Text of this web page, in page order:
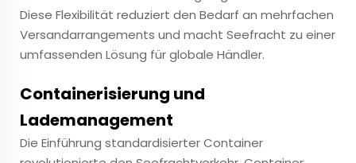
Diese Flexibilität reduziert den Bedarf an mehrfachen
Versandarrangements und macht Seefracht zu einer
umfassenden Lösung für globale Händler.
Containerisierung und
Lademanagement
Die Einführung standardisierter Container